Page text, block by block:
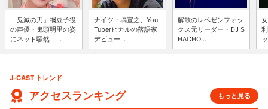
「鬼滅の刃」禰豆子役
の声優・鬼頭明里の姿
にネット騒然 ...
ナイツ・塙宣之、You
Tuberヒカルの落語家
デビュー...
解散のレペゼンフォッ
クス元リーダー・DJ S
HACHO...
J-CAST トレンド
アクセスランキング もっと見る